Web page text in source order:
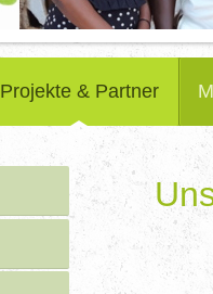
Projekte & Partner